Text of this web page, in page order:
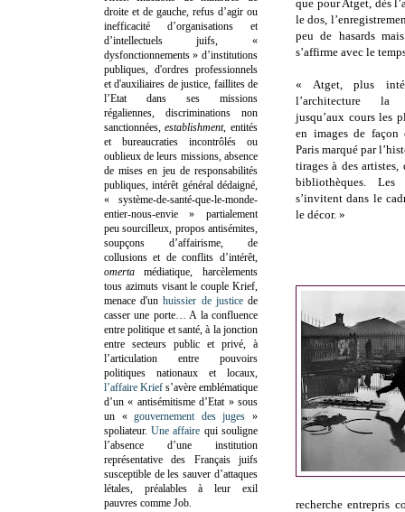
que pour Atget, dès
le dos,
peu de hasards
s’affirme avec le
« Atget, plus
l’architecture la
jusqu’aux cours les
en images de façon
Paris marqué par
tirages à des artistes,
bibliothèques. Les
s’invitent dans le
le décor. »
recherche entrepris
droite et de gauche, refus d’agir ou
inefficacité d’organisations et
d’intellectuels juifs, «
dysfonctionnements » d’institutions
publiques, d'ordres professionnels
et d'auxiliaires de justice, faillites de
l’Etat dans ses missions
régaliennes, discriminations non
sanctionnées,establishment, entités
et bureaucraties incontrôlés ou
oublieux de leurs missions, absence
de mises en jeu de responsabilités
publiques, intérêt général dédaigné,
« système-de-santé-que-le-monde-
entier-nous-envie » partialement
peu sourcilleux, propos antisémites,
soupçons d’affairisme, de
collusions et de conflits d’intérêt,
omertamédiatique, harcèlements
tous azimuts visant le couple Krief,
menace d'unhuissier de justicede
casser une porte… A la confluence
entre politique et santé, à la jonction
entre secteurs public et privé, à
l’articulation entre pouvoirs
politiques nationaux et locaux,
l’affaire Krief s’avère emblématique
d’un « antisémitisme d’Etat » sous
un «gouvernement des juges »
spoliateur.Une affaire qui souligne
l’absence d’une institution
représentative des Français juifs
susceptible de les sauver d’attaques
létales, préalables à leur exil
pauvres comme Job.